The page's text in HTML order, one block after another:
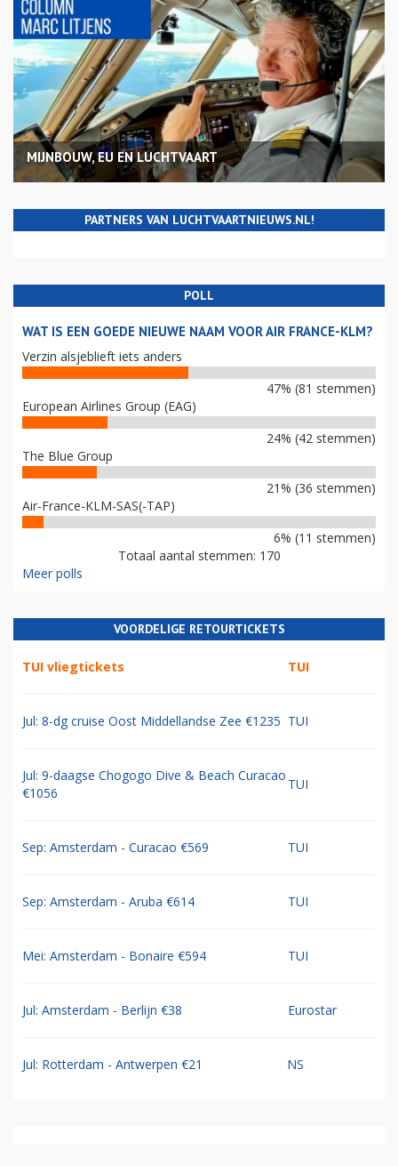
MIJNBOUW, EU EN LUCHTVAART
PARTNERS VAN LUCHTVAARTNIEUWS.NL!
POLL
WAT IS EEN GOEDE NIEUWE NAAM VOOR AIR FRANCE-KLM?
Verzin alsjeblieft iets anders
47% (81 stemmen)
European Airlines Group (EAG)
24% (42 stemmen)
The Blue Group
21% (36 stemmen)
Air-France-KLM-SAS(-TAP)
6% (11 stemmen)
Totaal aantal stemmen: 170
Meer polls
VOORDELIGE RETOURTICKETS
TUI vliegtickets TUI
Jul: 8-dg cruise Oost Middellandse Zee €1235 TUI
Jul: 9-daagse Chogogo Dive & Beach Curacao
€1056
TUI
Sep: Amsterdam - Curacao €569 TUI
Sep: Amsterdam - Aruba €614 TUI
Mei: Amsterdam - Bonaire €594 TUI
Jul: Amsterdam - Berlijn €38 Eurostar
Jul: Rotterdam - Antwerpen €21 NS